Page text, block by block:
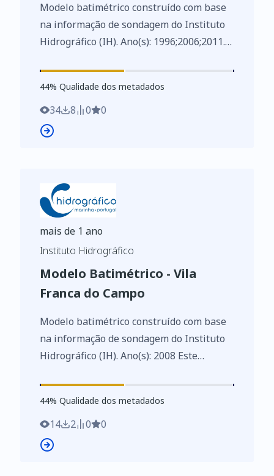
Modelo batimétrico construído com base
na informação de sondagem do Instituto
Hidrográfico (IH). Ano(s): 1996;2006;2011.
Conjuntos de Dados de Elevado Valor/HVD
identificados de acordo com o
Regulamento de Execução n.º 2023/138 da
Diretiva (UE) 2019/1024, relativa aos
44%
44% Qualidade dos metadados
34 8 0 0
mais de 1 ano
Instituto Hidrográfico
Modelo Batimétrico - Vila
Franca do Campo
Modelo batimétrico construído com base
na informação de sondagem do Instituto
Hidrográfico (IH). Ano(s): 2008 Este
de Dados de Elevado Valor/HVD
identificados de acordo com o
Regulamento de Execução n.º 2023/138 da
Diretiva (UE) 2019/1024, relativa aos
44%
44% Qualidade dos metadados
14 2 0 0